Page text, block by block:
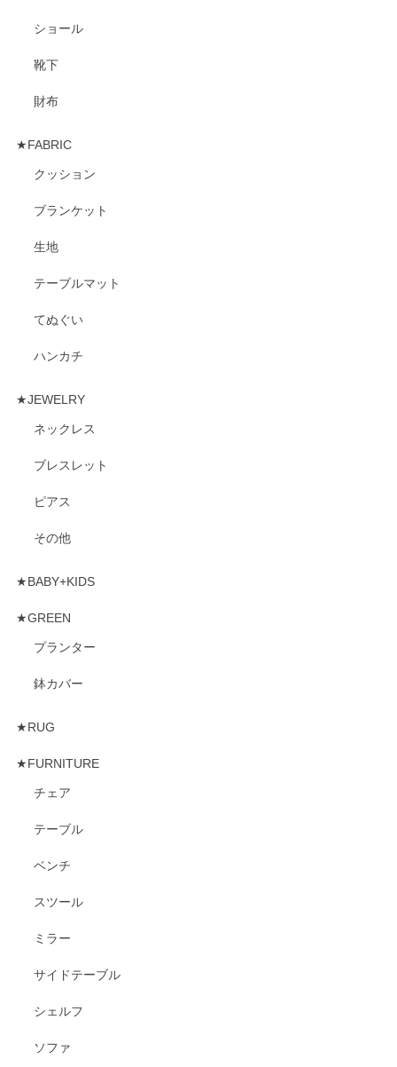
ショール
靴下
財布
★FABRIC
クッション
ブランケット
生地
テーブルマット
てぬぐい
ハンカチ
★JEWELRY
ネックレス
ブレスレット
ピアス
その他
★BABY+KIDS
★GREEN
プランター
鉢カバー
★RUG
★FURNITURE
チェア
テーブル
ベンチ
スツール
ミラー
サイドテーブル
シェルフ
ソファ